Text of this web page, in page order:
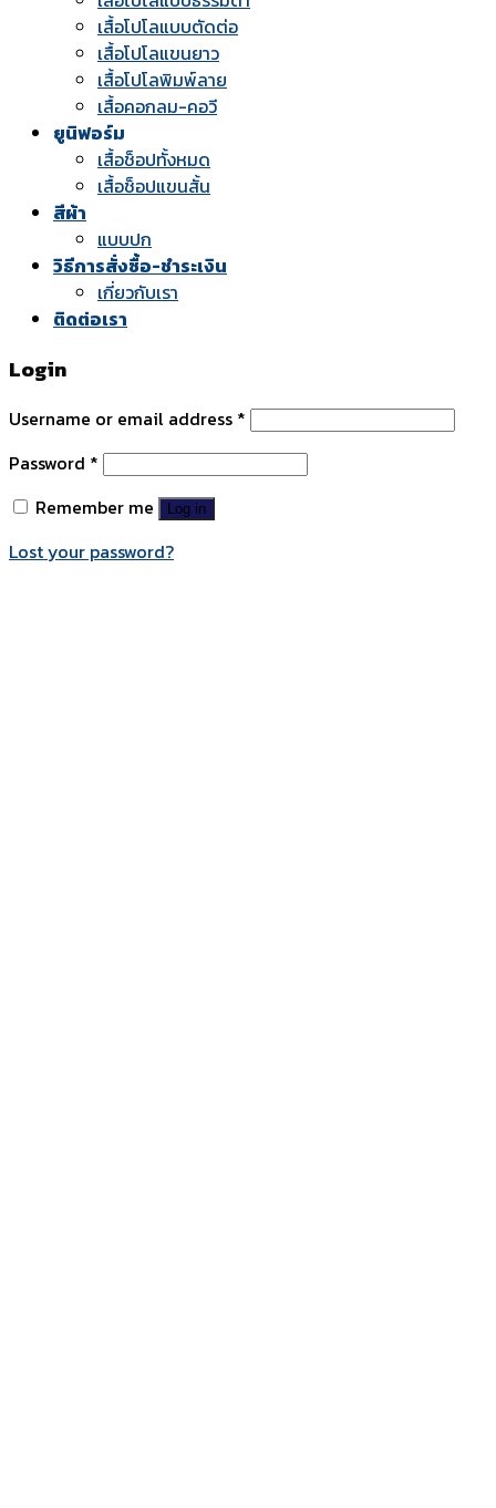
เสื้อโปโลแบบตัดต่อ
เสื้อโปโลแขนยาว
เสื้อโปโลพิมพ์ลาย
เสื้อคอกลม-คอวี
ยูนิฟอร์ม
เสื้อช็อปทั้งหมด
เสื้อช็อปแขนสั้น
สีผ้า
แบบปก
วิธีการสั่งซื้อ-ชำระเงิน
เกี่ยวกับเรา
ติดต่อเรา
Login
Username or email address *
Password *
Remember me
Log in
Lost your password?